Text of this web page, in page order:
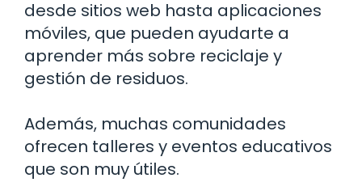
desde sitios web hasta aplicaciones
móviles, que pueden ayudarte a
aprender más sobre reciclaje y
gestión de residuos.
Además, muchas comunidades
ofrecen talleres y eventos educativos
que son muy útiles.